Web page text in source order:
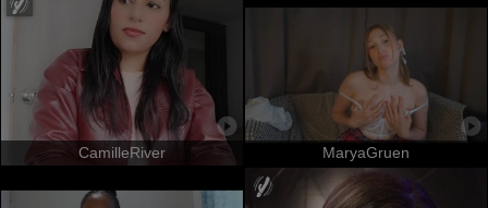
CamilleRiver MaryaGruen